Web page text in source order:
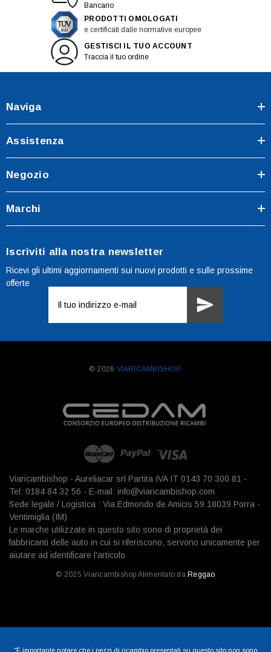
Bancario
PRODOTTI OMOLOGATI
e certificati dalle normative europee
GESTISCI IL TUO ACCOUNT
Traccia il tuo ordine
Naviga
Assistenza
Negozio
Marchi
Iscriviti alla nostra newsletter
Ricevi gli ultimi aggiornamenti sui nuovi prodotti e sulle prossime
offerte
mail
© 2026 VIARICAMBISHOP.
Viaricambishop - Aureliacar srl Partita IVA IT 0143 70 300 81 -
Tel: 0184 84 32 56 - E-mail: info@viaricambishop.com
Sede legale / Logistica : Via Edmondo de Amicis 59 18039 Porra -
Ventimiglia (IM)
Le marche utilizzate in questo sito sono di proprietà dei
fabbricanti delle auto in cui si riferiscono, servono unicamente per
aiutare ad identificare l'articolo
© 2025 Viaricambishop Alimentato da Reggao
"È importante notare che i pezzi di ricambio presentati su questo sito non sono